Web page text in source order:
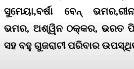
ସୁମେୟା,ବର୍ଷା ବେନ୍
ଭମର, ଅଶ୍ୱିନ ଠକ୍କର, ଭରତ
ସହ ବହୁ ଗୁଜରାଟୀ ପରିବାର